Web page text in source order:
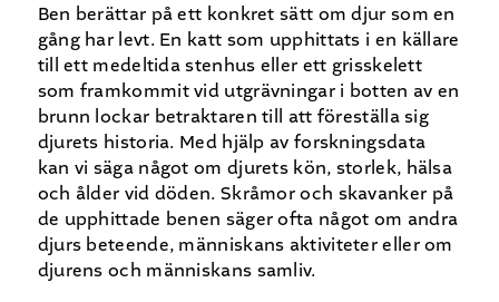
Ben berättar på ett konkret sätt om djur som en
gång har levt. En katt som upphittats i en källare
till ett medeltida stenhus eller ett grisskelett
som framkommit vid utgrävningar i botten av en
brunn lockar betraktaren till att föreställa sig
djurets historia. Med hjälp av forskningsdata
kan vi säga något om djurets kön, storlek, hälsa
och ålder vid döden. Skråmor och skavanker på
de upphittade benen säger ofta något om andra
djurs beteende, människans aktiviteter eller om
djurens och människans samliv.